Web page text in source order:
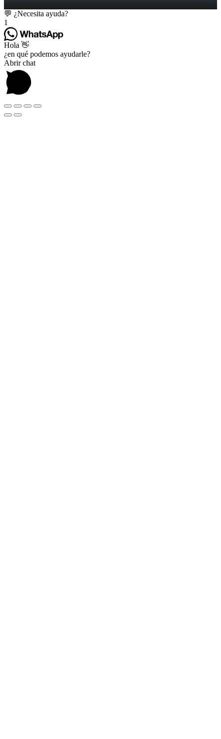
💬 ¿Necesita ayuda?
1
Hola 👋
¿en qué podemos ayudarle?
Abrir chat